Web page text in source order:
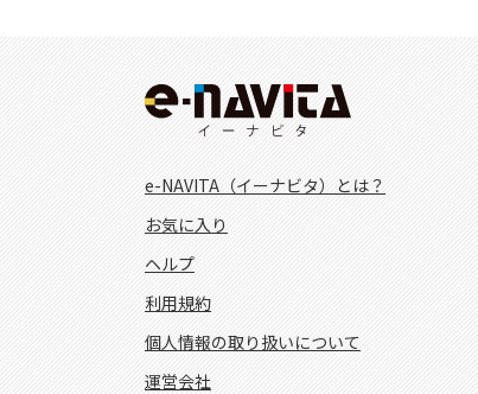
e-NAVITA（イーナビタ）とは？
お気に入り
ヘルプ
利用規約
個人情報の取り扱いについて
運営会社